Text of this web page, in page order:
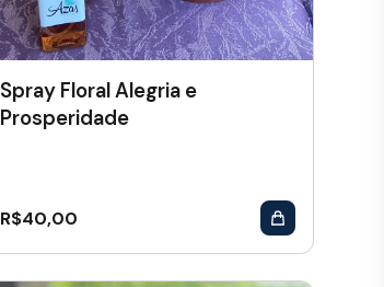
Spray Floral Alegria e
Prosperidade
R$40,00